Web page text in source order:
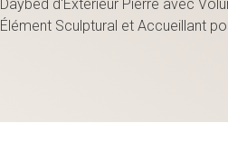
Daybed d'Extérieur Pierre avec
Élément Sculptural et Accueillant